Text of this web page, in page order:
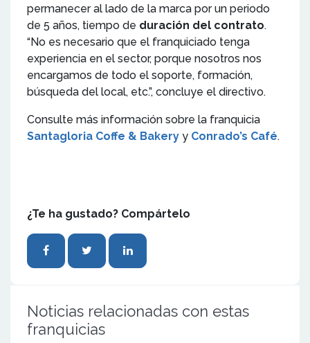
permanecer al lado de la marca por un periodo
de 5 años, tiempo de duración del contrato.
“No es necesario que el franquiciado tenga
experiencia en el sector, porque nosotros nos
encargamos de todo el soporte, formación,
búsqueda del local, etc.”, concluye el directivo.
Consulte más información sobre la franquicia
Santagloria Coffe & Bakery y Conrado’s Café.
¿Te ha gustado? Compártelo
Noticias relacionadas con estas
franquicias